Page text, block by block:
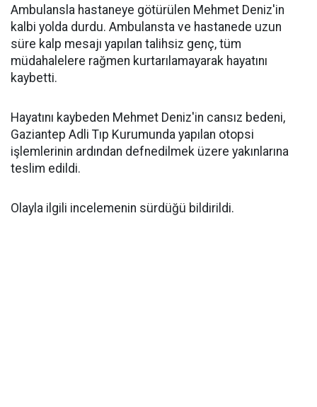
Ambulansla hastaneye götürülen Mehmet Deniz'in
kalbi yolda durdu. Ambulansta ve hastanede uzun
süre kalp mesajı yapılan talihsiz genç, tüm
müdahalelere rağmen kurtarılamayarak hayatını
kaybetti.
Hayatını kaybeden Mehmet Deniz'in cansız bedeni,
Gaziantep Adli Tıp Kurumunda yapılan otopsi
işlemlerinin ardından defnedilmek üzere yakınlarına
teslim edildi.
Olayla ilgili incelemenin sürdüğü bildirildi.